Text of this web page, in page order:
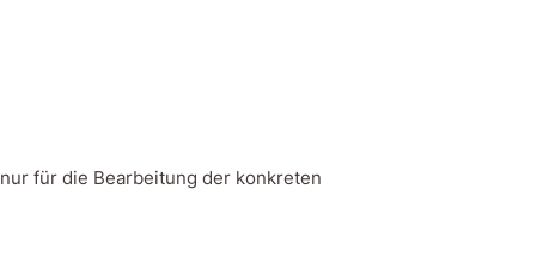
für die Bearbeitung der konkreten